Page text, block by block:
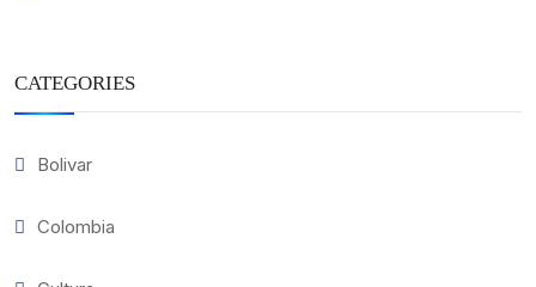
CATEGORIES
Bolivar
Colombia